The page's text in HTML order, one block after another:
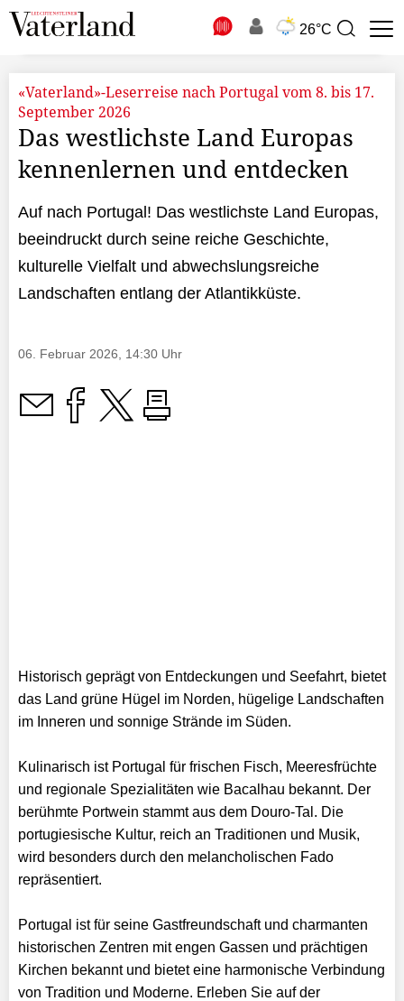
26°C
Suchbegriff
«Vaterland»-Leserreise nach Portugal vom 8. bis 17.
September 2026
Das westlichste Land Europas
kennenlernen und entdecken
Auf nach Portugal! Das westlichste Land Europas,
beeindruckt durch seine reiche Geschichte,
kulturelle Vielfalt und abwechslungsreiche
Landschaften entlang der Atlantikküste.
06. Februar 2026, 14:30 Uhr
Historisch geprägt von Entdeckungen und Seefahrt, bietet
das Land grüne Hügel im Norden, hügelige Landschaften
im Inneren und sonnige Strände im Süden.
Kulinarisch ist Portugal für frischen Fisch, Meeresfrüchte
und regionale Spezialitäten wie Bacalhau bekannt. Der
berühmte Portwein stammt aus dem Douro-Tal. Die
portugiesische Kultur, reich an Traditionen und Musik,
wird besonders durch den melancholischen Fado
repräsentiert.
Portugal ist für seine Gastfreundschaft und charmanten
historischen Zentren mit engen Gassen und prächtigen
Kirchen bekannt und bietet eine harmonische Verbindung
von Tradition und Moderne. Erleben Sie auf der